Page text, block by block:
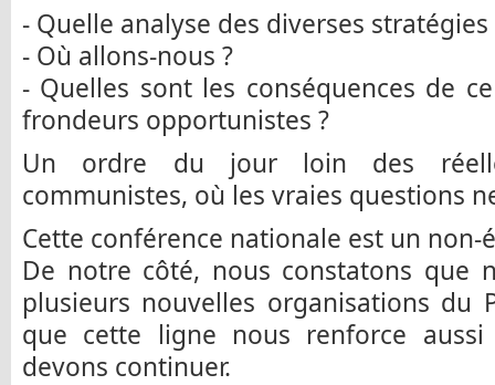
- Quelle analyse des diverses
- Où allons-nous ?
- Quelles sont les conséquences de
frondeurs opportunistes ?
Un ordre du jour loin des
communistes, où les vraies questions
Cette conférence nationale est un non-
De notre côté, nous constatons que
plusieurs nouvelles organisations
que cette ligne nous renforce
devons continuer.